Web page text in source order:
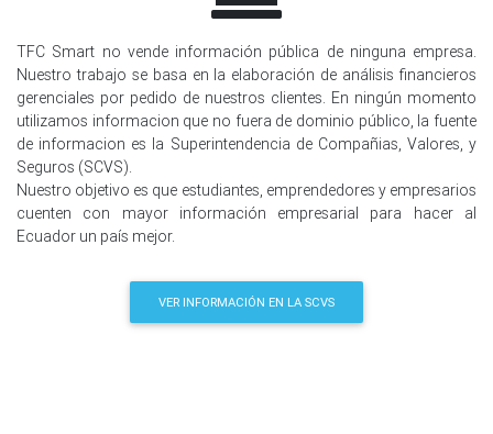
TFC Smart no vende información pública de ninguna empresa.
Nuestro trabajo se basa en la elaboración de análisis financieros
gerenciales por pedido de nuestros clientes. En ningún momento
utilizamos informacion que no fuera de dominio público, la fuente
de informacion es la Superintendencia de Compañias, Valores, y
Seguros (SCVS).
Nuestro objetivo es que estudiantes, emprendedores y empresarios
cuenten con mayor información empresarial para hacer al
Ecuador un país mejor.
VER INFORMACIÓN EN LA SCVS